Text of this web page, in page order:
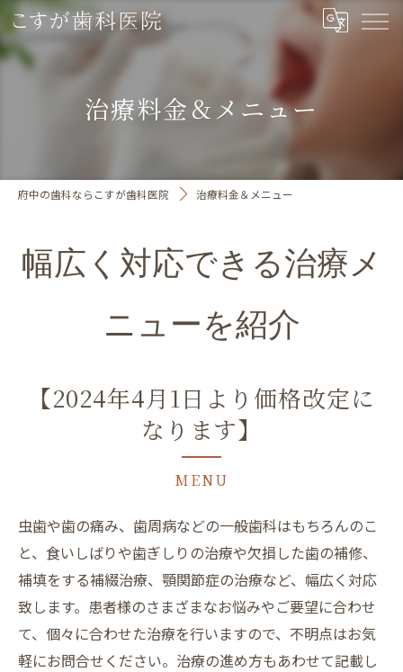
治療料金＆メニュー
府中の歯科ならこすが歯科医院 治療料金＆メニュー
幅広く対応できる治療メ
ニューを紹介
【2024年4月1日より価格改定に
なります】
MENU
虫歯や歯の痛み、歯周病などの一般歯科はもちろんのこ
と、食いしばりや歯ぎしりの治療や欠損した歯の補修、
補填をする補綴治療、顎関節症の治療など、幅広く対応
致します。患者様のさまざまなお悩みやご要望に合わせ
て、個々に合わせた治療を行いますので、不明点はお気
軽にお問合せください。治療の進め方もあわせて記載し